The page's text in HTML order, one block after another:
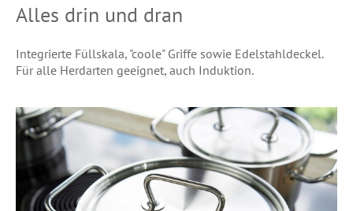
Alles drin und dran
Integrierte Füllskala, "coole" Griffe sowie Edelstahldeckel.
Für alle Herdarten geeignet, auch Induktion.